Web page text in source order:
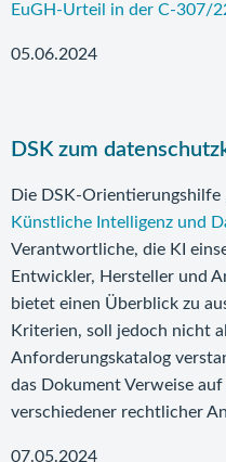
EuGH-Urteil in der C‑307/
05.06.2024
DSK zum
Die DSK-Orientierungshilfe
Künstliche Intelligenz und
Verantwortliche, die KI
Entwickler, Hersteller und
bietet einen Überblick zu
Kriterien, soll jedoch nicht
Anforderungskatalog
das Dokument Verweise auf
verschiedener rechtlicher
07.05.2024